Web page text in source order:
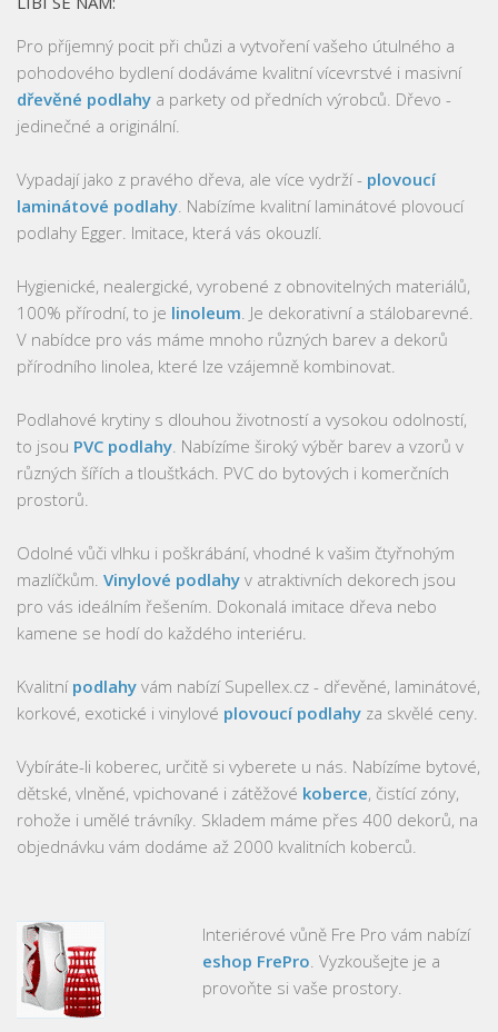
Pro příjemný pocit při chůzi a vytvoření vašeho útulného a
pohodového bydlení dodáváme kvalitní vícevrstvé i masivní
dřevěné podlahy a parkety od předních výrobců. Dřevo -
jedinečné a originální.
Vypadají jako z pravého dřeva, ale více vydrží - plovoucí
laminátové podlahy . Nabízíme kvalitní laminátové plovoucí
podlahy Egger. Imitace, která vás okouzlí.
Hygienické, nealergické, vyrobené z obnovitelných materiálů,
100% přírodní, to je linoleum . Je dekorativní a stálobarevné.
V nabídce pro vás máme mnoho různých barev a dekorů
přírodního linolea, které lze vzájemně kombinovat.
Podlahové krytiny s dlouhou životností a vysokou odolností,
to jsou PVC podlahy . Nabízíme široký výběr barev a vzorů v
různých šířích a tloušťkách. PVC do bytových i komerčních
prostorů.
Odolné vůči vlhku i poškrábání, vhodné k vašim čtyřnohým
mazlíčkům. Vinylové podlahy v atraktivních dekorech jsou
pro vás ideálním řešením. Dokonalá imitace dřeva nebo
kamene se hodí do každého interiéru.
Kvalitní podlahy vám nabízí Supellex.cz - dřevěné, laminátové,
korkové, exotické i vinylové plovoucí podlahy za skvělé ceny.
Vybíráte-li koberec, určitě si vyberete u nás. Nabízíme bytové,
dětské, vlněné, vpichované i zátěžové koberce, čistící zóny,
rohože i umělé trávníky. Skladem máme přes 400 dekorů, na
objednávku vám dodáme až 2000 kvalitních koberců.
Interiérové vůně Fre Pro vám nabízí
eshop FrePro . Vyzkoušejte je a
provoňte si vaše prostory.